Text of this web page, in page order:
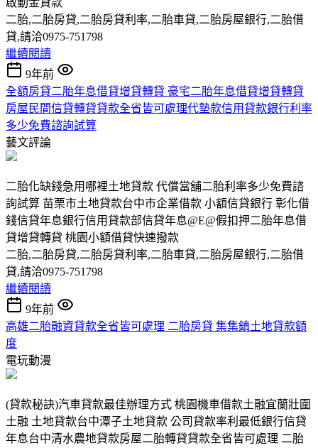
二胎,二胎房貸,二胎房貸利率,二胎車貸,二胎房屋銀行,二胎借
貸,請洽0975-751798
繼續閱讀
9年前
全額房貸二胎年息借貸增貸轉貸 豪宅二胎年息借貸增貸轉貸
房屋民間信貸轉貸貸款全省皆可處理代墊款信用貸款銀行利率
多少免費諮詢試算
藝文評論
二胎化缺錢急用哪裡土地貸款 代償當舖二胎利率多少免費諮
詢試算 苗栗市土地貸款台中市企業借款 小額信貸銀行 彰化借
錢信貸年息銀行信用貸款部信貸年息@E@假扣押二胎年息借
貸增貸轉貸 桃園小額借貸快速撥款
二胎,二胎房貸,二胎房貸利率,二胎車貸,二胎房屋銀行,二胎借
貸,請洽0975-751798
繼續閱讀
9年前
高雄二胎融資貸款全省皆可處理 二胎房貸 集集鎮土地貸款額
度
電玩動漫
(貸款秘訣)汽車貸款最佳辦理方式 桃園機車借款土融宜蘭壯圍
土融 土地貸款台中潭子土地貸款 公司貸款率利最低銀行信貸
年息台中清水農地貸款房屋二胎轉貸貸款全省皆可處理 二胎